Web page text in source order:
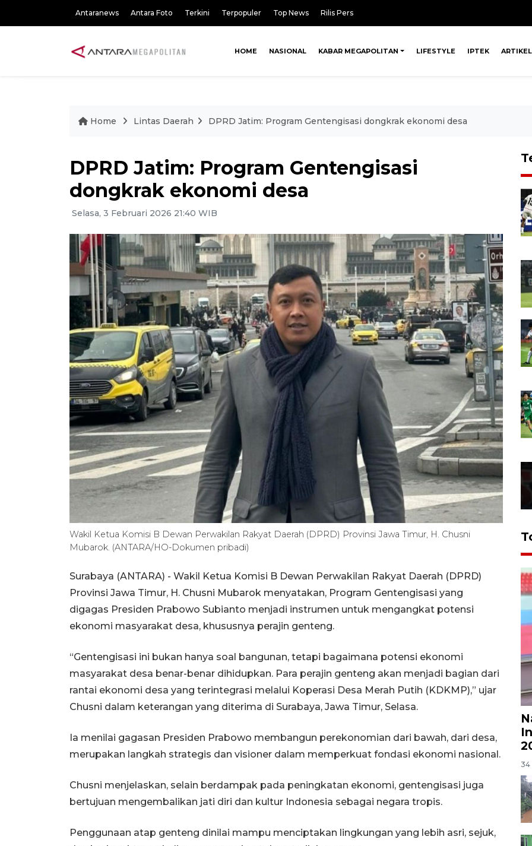
Antaranews Antara Foto Terkini Terpopuler Top News Rilis Pers
HOME NASIONAL KABAR MEGAPOLITAN LIFESTYLE IPTEK ARTIKEL
Home Lintas Daerah DPRD Jatim: Program Gentengisasi dongkrak ekonomi desa
DPRD Jatim: Program Gentengisasi
dongkrak ekonomi desa
Selasa, 3 Februari 2026 21:40 WIB
Wakil Ketua Komisi B Dewan Perwakilan Rakyat Daerah (DPRD) Provinsi Jawa Timur, H. Chusni
Mubarok. (ANTARA/HO-Dokumen pribadi)
Surabaya (ANTARA) - Wakil Ketua Komisi B Dewan Perwakilan Rakyat Daerah (DPRD)
Provinsi Jawa Timur, H. Chusni Mubarok menyatakan, Program Gentengisasi yang
digagas Presiden Prabowo Subianto menjadi instrumen untuk mengangkat potensi
ekonomi masyarakat desa, khususnya perajin genteng.
“Gentengisasi ini bukan hanya soal bangunan, tetapi bagaimana potensi ekonomi
masyarakat desa benar-benar dihidupkan. Para perajin genteng akan menjadi bagian dari
rantai ekonomi desa yang terintegrasi melalui Koperasi Desa Merah Putih (KDKMP),” ujar
Chusni dalam keterangan yang diterima di Surabaya, Jawa Timur, Selasa.
Ia menilai gagasan Presiden Prabowo membangun perekonomian dari bawah, dari desa,
merupakan langkah strategis dan visioner dalam memperkuat fondasi ekonomi nasional.
Chusni menjelaskan, selain berdampak pada peningkatan ekonomi, gentengisasi juga
bertujuan mengembalikan jati diri dan kultur Indonesia sebagai negara tropis.
Penggunaan atap genteng dinilai mampu menciptakan lingkungan yang lebih asri, sejuk,
34